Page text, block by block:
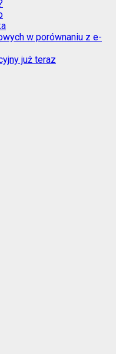
w porównaniu z e-
już teraz